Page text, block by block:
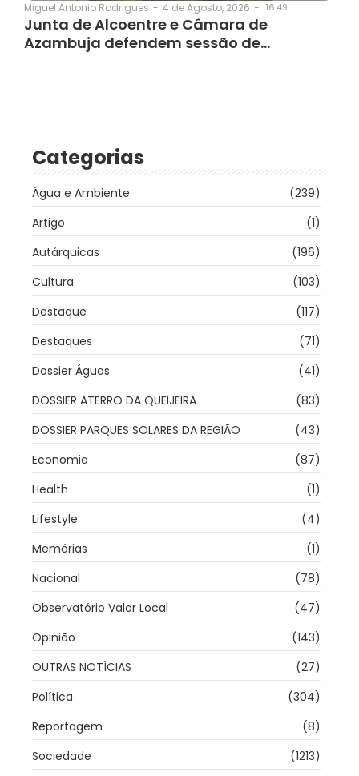
Miguel Antonio Rodrigues - 4 de Agosto, 2026 - 16:49
Junta de Alcoentre e Câmara de
Azambuja defendem sessão de…
Categorias
Água e Ambiente
(239)
Artigo
(1)
Autárquicas
(196)
Cultura
(103)
Destaque
(117)
Destaques
(71)
Dossier Águas
(41)
DOSSIER ATERRO DA QUEIJEIRA
(83)
DOSSIER PARQUES SOLARES DA REGIÃO
(43)
Economia
(87)
Health
(1)
Lifestyle
(4)
Memórias
(1)
Nacional
(78)
Observatório Valor Local
(47)
Opinião
(143)
OUTRAS NOTÍCIAS
(27)
Política
(304)
Reportagem
(8)
Sociedade
(1213)